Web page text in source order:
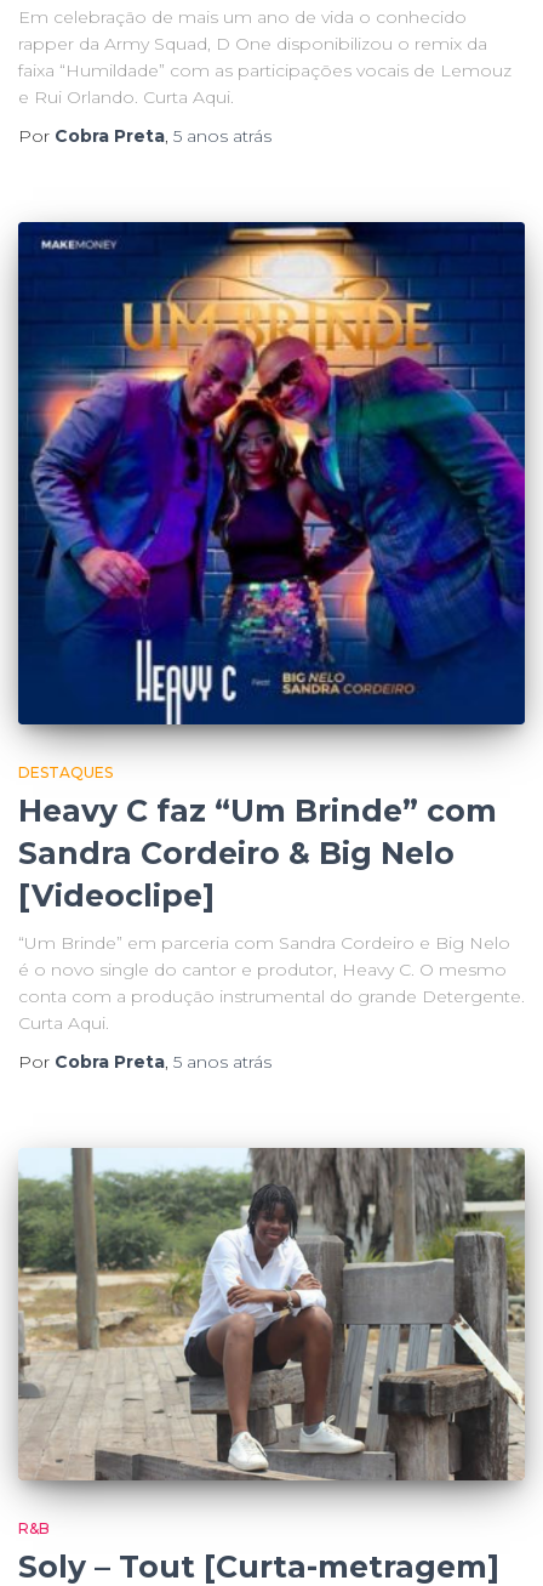
Em celebração de mais um ano de vida o conhecido
rapper da Army Squad, D One disponibilizou o remix da
faixa “Humildade” com as participações vocais de Lemouz
e Rui Orlando. Curta Aqui.
Por Cobra Preta, 5 anos atrás
DESTAQUES
Heavy C faz “Um Brinde” com
Sandra Cordeiro & Big Nelo
[Videoclipe]
“Um Brinde” em parceria com Sandra Cordeiro e Big Nelo
é o novo single do cantor e produtor, Heavy C. O mesmo
conta com a produção instrumental do grande Detergente.
Curta Aqui.
Por Cobra Preta, 5 anos atrás
R&B
Soly – Tout [Curta-metragem]